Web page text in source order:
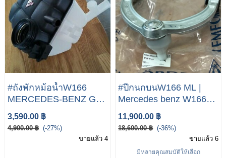
#ถังพักหม้อน้ำW166
MERCEDES-BENZ GLE
(W166) Expansion Tank
1665000049 2587571
3,590.00 ฿
4,900.00 ฿ (-27%)
ขายแล้ว 4
#ปีกนกบนW166 ML |
Mercedes benz W166
GLE 250 350 450 500
สินค้า 1 ชิ้นด้านขวามือ
11,900.00 ฿
18,600.00 ฿ (-36%)
ขายแล้ว 6
มีหลายคุณสมบัติให้เลือก